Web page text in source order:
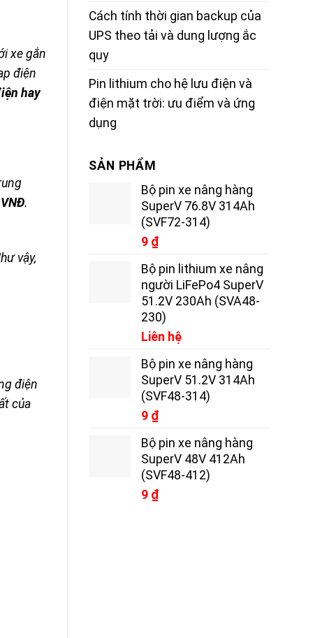
xe gắn
điện
hay
.
vậy,
điện
của
Cách tính thời gian backup của
UPS theo tải và dung lượng ắc
quy
Pin lithium cho hệ lưu điện và
điện mặt trời: ưu điểm và ứng
dụng
SẢN PHẨM
Bộ pin xe nâng hàng
SuperV 76.8V 314Ah
(SVF72-314)
9 ₫
Bộ pin lithium xe nâng
người LiFePo4 SuperV
51.2V 230Ah (SVA48-
230)
Liên hệ
Bộ pin xe nâng hàng
SuperV 51.2V 314Ah
(SVF48-314)
9 ₫
Bộ pin xe nâng hàng
SuperV 48V 412Ah
(SVF48-412)
9 ₫